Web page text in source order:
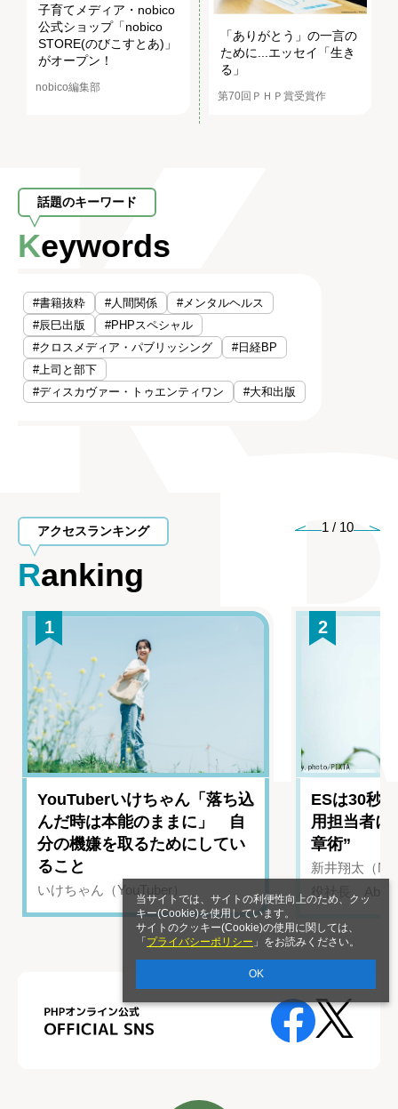
当サイトでは、サイトの利便性向上のため、クッ
キー(Cookie)を使用しています。
サイトのクッキー(Cookie)の使用に関しては、
「 プライバシーポリシー 」をお読みください。
OK
子育てメディア・nobico
公式ショップ「nobico
STORE(のびこすとあ)」
がオープン！
nobico編集部
「ありがとう」の一言の
ために...エッセイ「生き
る」
第70回ＰＨＰ賞受賞作
話題のキーワード
Keywords
#書籍抜粋 #人間関係
#メンタルヘルス
#辰巳出版
#PHPスペシャル
#クロスメディア・パブリッシング
#日経BP
#上司と部下
#ディスカヴァー・トゥエンティワン
#大和出版
アクセスランキング
Ranking
1 / 10
1
YouTuberいけちゃん「落ち込
んだ時は本能のままに」 自
分の機嫌を取るためにしてい
ること
いけちゃん（YouTuber）
2
ESは30秒
用担当者に
章術”
新井翔太（
役社長、